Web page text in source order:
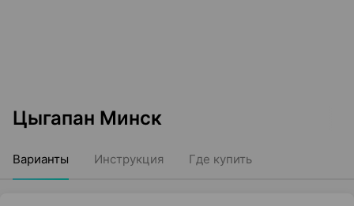
Цыгапан Минск
Варианты Инструкция Где купить